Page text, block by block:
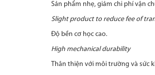
Sản phẩm nhẹ, giảm chi phí vận
Slight product to reduce fee of
Độ bền cơ học cao.
High mechanical durability
Thân thiện với môi trường và sức